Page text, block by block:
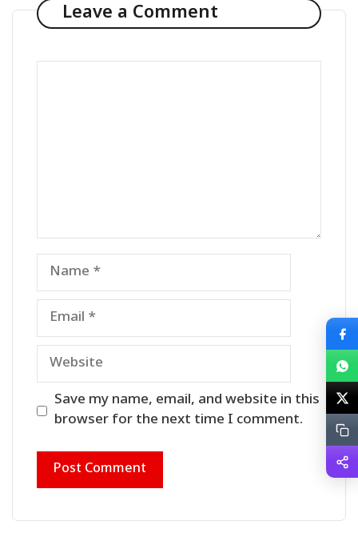
Leave a Comment
Name
Email
Website
Save my name, email, and website in this
browser for the next time I comment.